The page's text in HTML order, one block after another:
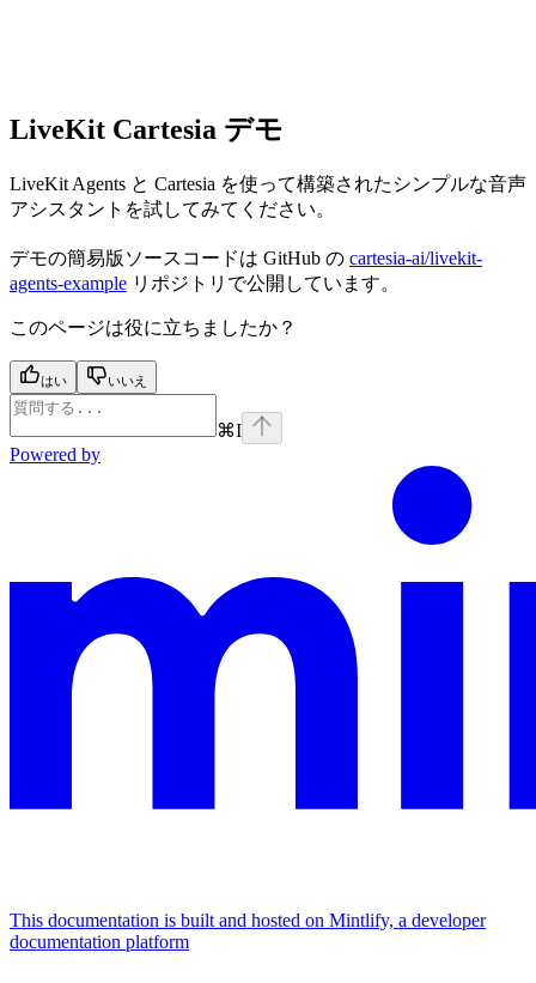
LiveKit Cartesia デモ
LiveKit Agents と Cartesia を使って構築されたシンプルな音声
アシスタントを試してみてください。
デモの簡易版ソースコードは GitHub の cartesia-ai/livekit-
agents-example リポジトリで公開しています。
このページは役に立ちましたか？
はい いいえ
⌘I
Powered by
This documentation is built and hosted on Mintlify, a developer
documentation platform